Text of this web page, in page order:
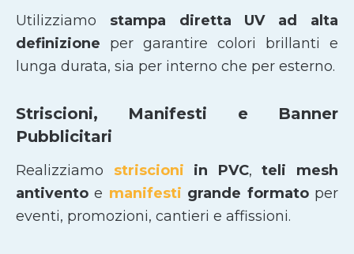
Utilizziamo stampa diretta UV ad alta
definizione per garantire colori brillanti e
lunga durata, sia per interno che per esterno.
Striscioni, Manifesti e Banner
Pubblicitari
Realizziamo striscioni in PVC,teli mesh
antivento e manifesti grande formatoper
eventi, promozioni, cantieri e affissioni.